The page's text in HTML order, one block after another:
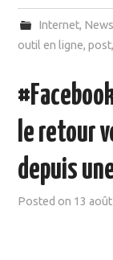
Internet, News
outil en ligne,post
le retour
depuis
Posted on 13